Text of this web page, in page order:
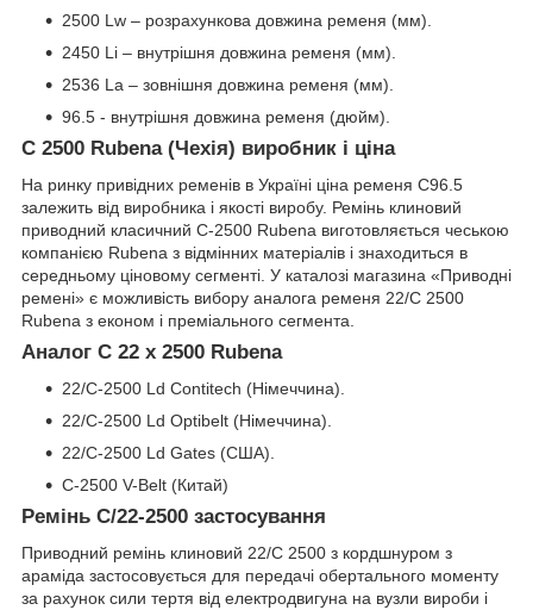
2500 Lw – розрахункова довжина ременя (мм).
2450 Li – внутрішня довжина ременя (мм).
2536 La – зовнішня довжина ременя (мм).
96.5 - внутрішня довжина ременя (дюйм).
C 2500 Rubena (Чехія) виробник і ціна
На ринку привідних ременів в Україні ціна ременя C96.5
залежить від виробника і якості виробу. Ремінь клиновий
приводний класичний C-2500 Rubena виготовляється чеською
компанією Rubena з відмінних матеріалів і знаходиться в
середньому ціновому сегменті. У каталозі магазина «Приводні
ремені» є можливість вибору аналога ременя 22/C 2500
Rubena з економ і преміального сегмента.
Аналог C 22 x 2500 Rubena
22/C-2500 Ld Contitech (Німеччина).
22/C-2500 Ld Optibelt (Німеччина).
22/C-2500 Ld Gates (США).
C-2500 V-Belt (Китай)
Ремінь C/22-2500 застосування
Приводний ремінь клиновий 22/C 2500 з кордшнуром з
араміда застосовується для передачі обертального моменту
за рахунок сили тертя від електродвигуна на вузли вироби і